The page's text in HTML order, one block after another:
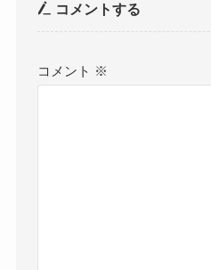
コメントする
コメント ※